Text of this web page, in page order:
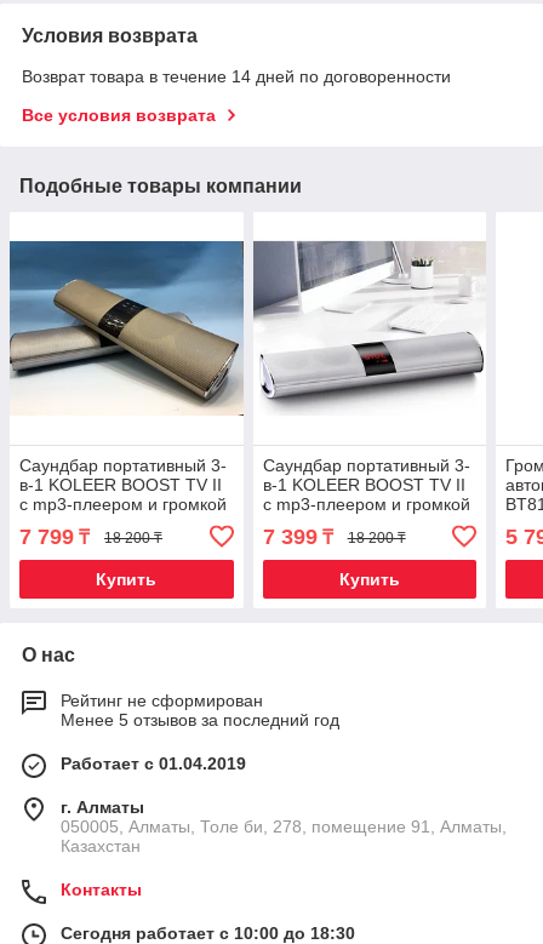
Условия возврата
Возврат товара в течение 14 дней по договоренности
Все условия возврата
Подобные товары компании
Саундбар портативный 3-
в-1 KOLEER BOOST TV II
с mp3-плеером и громкой
связью {Bluetooth, AUX,
USB и SD}
7 799 ₸ 18 200 ₸
Купить
Саундбар портативный 3-
в-1 KOLEER BOOST TV II
с mp3-плеером и громкой
связью {Bluetooth, AUX,
USB и SD}
7 399₸ 18 200 ₸
Купить
5
О нас
Рейтинг не сформирован
Менее 5 отзывов за последний год
Работает с 01.04.2019
г. Алматы
050005, Алматы, Толе би, 278, помещение 91, Алматы,
Казахстан
Контакты
Сегодня работает с 10:00 до 18:30